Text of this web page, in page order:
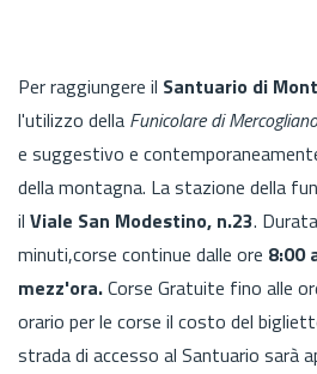
Per raggiungere il Santuario di
l'utilizzo della Funicolare di Mercogliano
e suggestivo e
della montagna. La stazione della
il Viale San Modestino, n.23.
minuti,corse continue dalle ore 8:00
mezz'ora.Corse Gratuite fino alle
orario per le corse il costo del
strada di accesso al Santuario sarà